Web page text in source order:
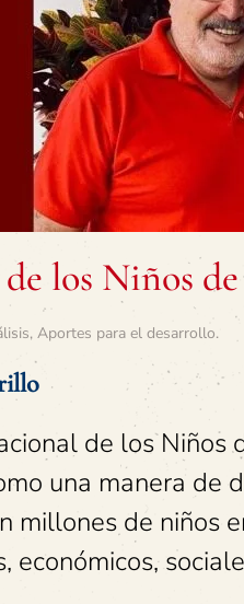
los Niños
, Aportes para el desarrollo.
de los
una manera de
millones de niños
económicos,